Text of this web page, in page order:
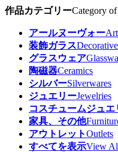
作品カテゴリーCategory
アールヌーヴォー
装飾ガラス
グラスウェア
陶磁器Ceramics
シルバーSilverwares
ジュエリーJewelries
コスチュームジュエ
家具、その他
アウトレットOutlets
すべてを表示View